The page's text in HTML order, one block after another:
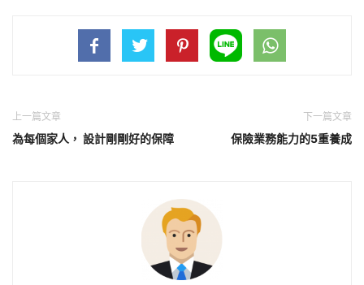
上一篇文章
為每個家人， 設計剛剛好的保障
下一篇文章
保險業務能力的5重養成